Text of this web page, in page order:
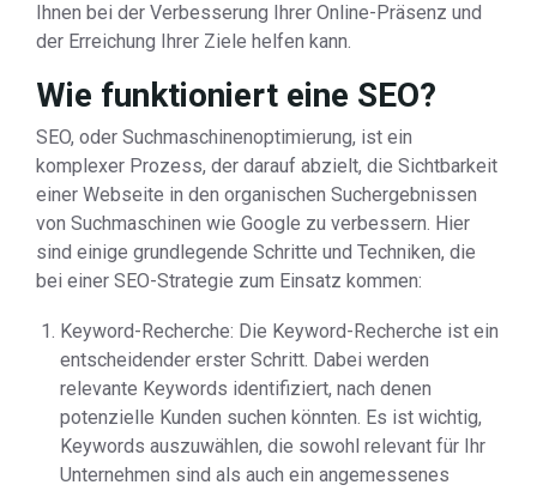
Ihnen bei der Verbesserung Ihrer Online-Präsenz und
der Erreichung Ihrer Ziele helfen kann.
Wie funktioniert eine SEO?
SEO, oder Suchmaschinenoptimierung, ist ein
komplexer Prozess, der darauf abzielt, die Sichtbarkeit
einer Webseite in den organischen Suchergebnissen
von Suchmaschinen wie Google zu verbessern. Hier
sind einige grundlegende Schritte und Techniken, die
bei einer SEO-Strategie zum Einsatz kommen:
Keyword-Recherche: Die Keyword-Recherche ist ein
entscheidender erster Schritt. Dabei werden
relevante Keywords identifiziert, nach denen
potenzielle Kunden suchen könnten. Es ist wichtig,
Keywords auszuwählen, die sowohl relevant für Ihr
Unternehmen sind als auch ein angemessenes